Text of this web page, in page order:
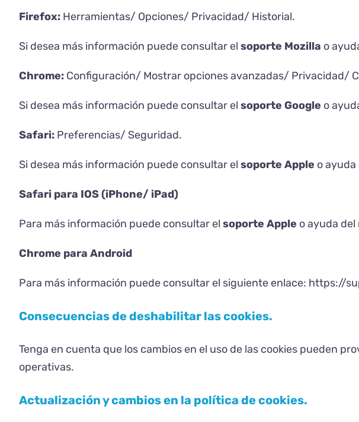
Firefox:Herramientas/ Opciones/ Privacidad/ Historial.
Si desea más información puede consultar el soporte Mozilla o
Chrome:Configuración/ Mostrar opciones avanzadas/ Privacidad/
Si desea más información puede consultar el soporte Google o
Safari:Preferencias/ Seguridad.
Si desea más información puede consultar el soporte Apple o
Safari para IOS (iPhone/ iPad)
Para más información puede consultar el soporte Apple o ayuda
Chrome para Android
Para más información puede consultar el siguiente enlace: https://
Consecuencias de deshabilitar las cookies.
Tenga en cuenta que los cambios en el uso de las cookies pueden
operativas.
Actualización y cambios en la política de cookies.